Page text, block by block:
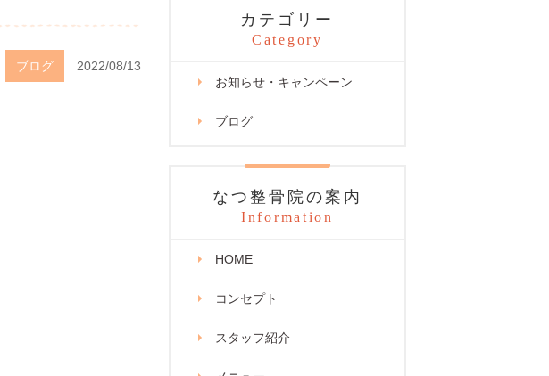
ブログ 2022/08/13
カテゴリー
Category
お知らせ・キャンペーン
ブログ
なつ整骨院の案内
Information
HOME
コンセプト
スタッフ紹介